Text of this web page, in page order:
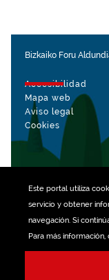
Este portal utiliza
servicio y obtener
navegación. Si
Para más
Bizkaiko Foru
Accesibilidad
Mapa web
Aviso legal
Cookies